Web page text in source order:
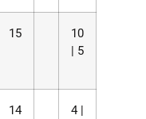
15
10
| 5
14
4 |